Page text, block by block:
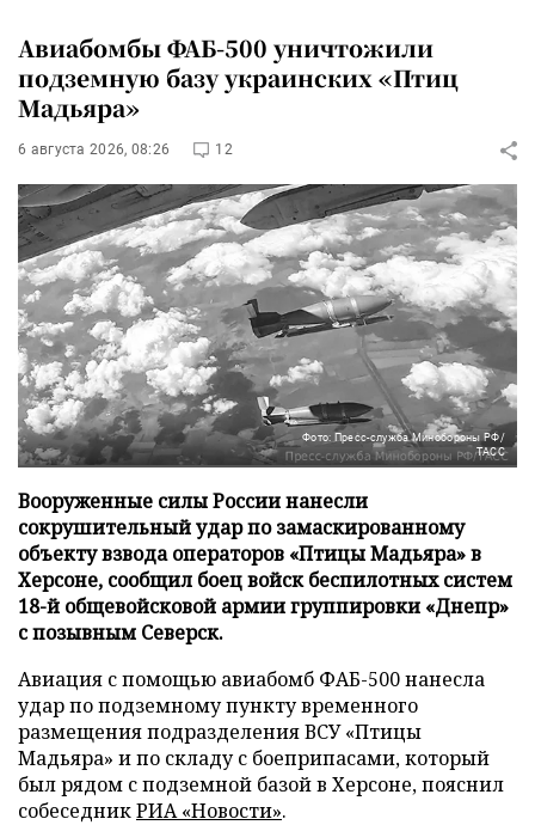
Авиабомбы ФАБ-500 уничтожили
подземную базу украинских «Птиц
Мадьяра»
6 августа 2026, 08:26 12
Фото: Пресс-служба Минобороны РФ/
ТАСС
Вооруженные силы России нанесли
сокрушительный удар по замаскированному
объекту взвода операторов «Птицы Мадьяра» в
Херсоне, сообщил боец войск беспилотных систем
18-й общевойсковой армии группировки «Днепр»
с позывным Северск.
Авиация с помощью авиабомб ФАБ-500 нанесла
удар по подземному пункту временного
размещения подразделения ВСУ «Птицы
Мадьяра» и по складу с боеприпасами, который
был рядом с подземной базой в Херсоне, пояснил
собеседникРИА «Новости».